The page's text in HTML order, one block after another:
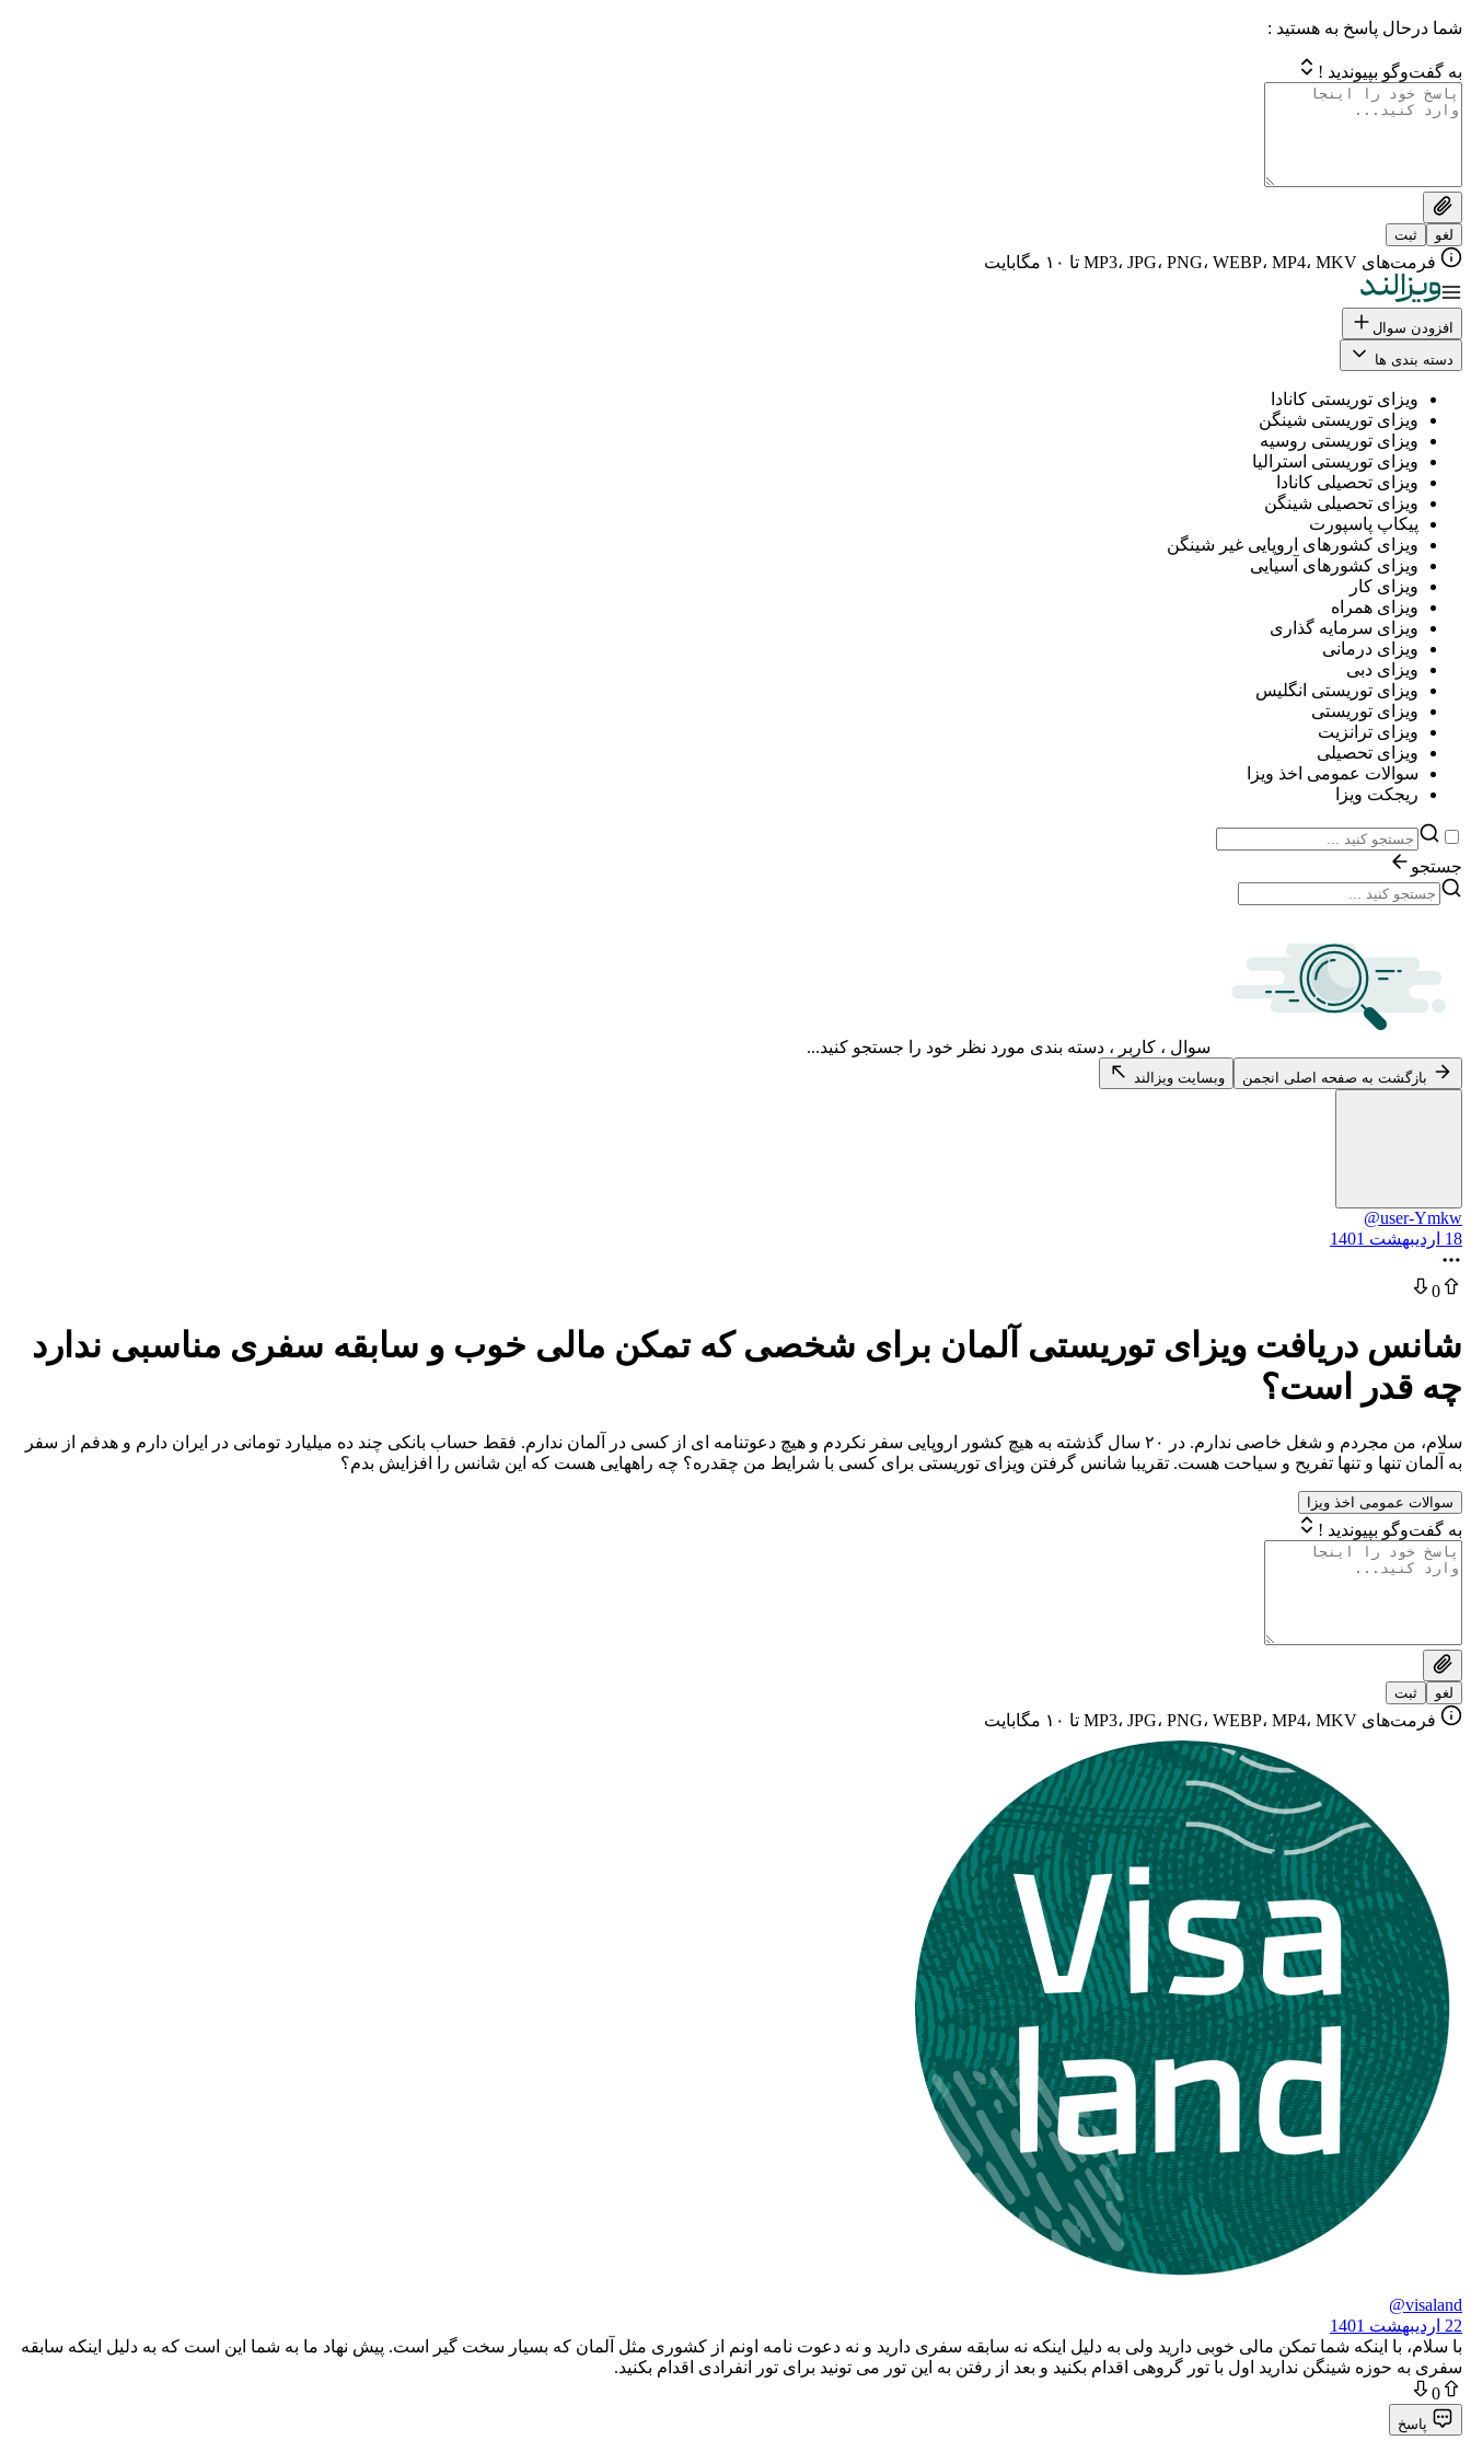
شما درحال پاسخ به هستید :
به گفت‌وگو بپیوندید !
لغو ثبت
فرمت‌های MP3، JPG، PNG، WEBP، MP4، MKV تا ۱۰ مگابایت
افزودن سوال
دسته بندی ها
ویزای توریستی کانادا
ویزای توریستی شینگن
ویزای توریستی روسیه
ویزای توریستی استرالیا
ویزای تحصیلی کانادا
ویزای تحصیلی شینگن
پیکاپ پاسپورت
ویزای کشورهای اروپایی غیر شینگن
ویزای کشورهای آسیایی
ویزای کار
ویزای همراه
ویزای سرمایه گذاری
ویزای درمانی
ویزای دبی
ویزای توریستی انگلیس
ویزای توریستی
ویزای ترانزیت
ویزای تحصیلی
سوالات عمومی اخذ ویزا
ریجکت ویزا
جستجو
سوال ، کاربر ، دسته بندی مورد نظر خود را جستجو کنید...
بازگشت به صفحه اصلی انجمن وبسایت ویزالند
@user-Ymkw
18 اردیبهشت 1401
0
شانس دریافت ویزای توریستی آلمان برای شخصی که تمکن مالی خوب و سابقه سفری مناسبی ندارد
چه قدر است؟
سلام، من مجردم و شغل خاصی ندارم. در ۲۰ سال گذشته به هیچ کشور اروپایی سفر نکردم و هیچ دعوتنامه ای از کسی در آلمان ندارم. فقط حساب بانکی چند ده میلیارد تومانی در ایران دارم و هدفم از سفر
به آلمان تنها و تنها تفریح و سیاحت هست. تقریبا شانس گرفتن ویزای توریستی برای کسی با شرایط من چقدره؟ چه راههایی هست که این شانس را افزایش بدم؟
سوالات عمومی اخذ ویزا
به گفت‌وگو بپیوندید !
لغو ثبت
فرمت‌های MP3، JPG، PNG، WEBP، MP4، MKV تا ۱۰ مگابایت
@visaland
22 اردیبهشت 1401
با سلام، با اینکه شما تمکن مالی خوبی دارید ولی به دلیل اینکه نه سابقه سفری دارید و نه دعوت نامه اونم از کشوری مثل آلمان که بسیار سخت گیر است. پیش نهاد ما به شما این است که به دلیل اینکه سابقه
سفری به حوزه شینگن ندارید اول با تور گروهی اقدام بکنید و بعد از رفتن به این تور می تونید برای تور انفرادی اقدام بکنید.
0
پاسخ